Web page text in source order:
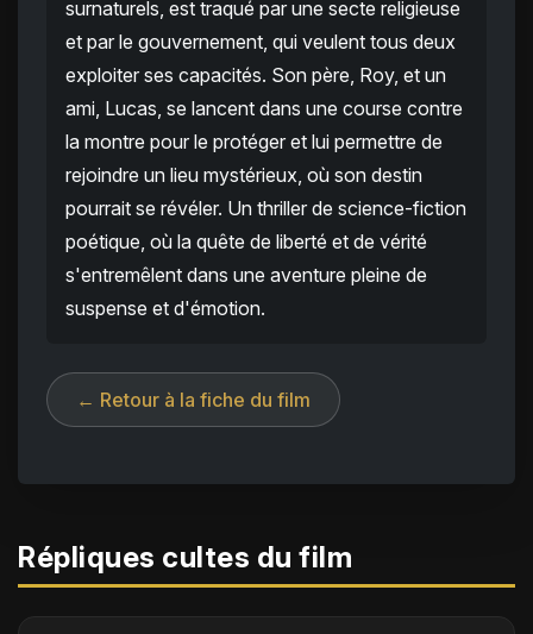
surnaturels, est traqué par une secte religieuse
et par le gouvernement, qui veulent tous deux
exploiter ses capacités. Son père, Roy, et un
ami, Lucas, se lancent dans une course contre
la montre pour le protéger et lui permettre de
rejoindre un lieu mystérieux, où son destin
pourrait se révéler. Un thriller de science-fiction
poétique, où la quête de liberté et de vérité
s'entremêlent dans une aventure pleine de
suspense et d'émotion.
← Retour à la fiche du film
Répliques cultes du film